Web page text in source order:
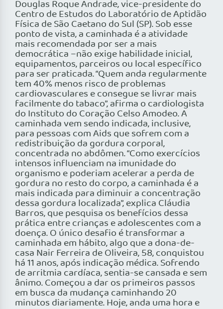
Douglas Roque Andrade, vice-presidente do
Centro de Estudos do Laboratório de Aptidão
Física de São Caetano do Sul (SP). Sob esse
ponto de vista, a caminhada é a atividade
mais recomendada por ser a mais
democrática –não exige habilidade inicial,
equipamentos, parceiros ou local específico
para ser praticada. “Quem anda regularmente
tem 40% menos risco de problemas
cardiovasculares e consegue se livrar mais
facilmente do tabaco”, afirma o cardiologista
do Instituto do Coração Celso Amodeo. A
caminhada vem sendo indicada, inclusive,
para pessoas com Aids que sofrem com a
redistribuição da gordura corporal,
concentrada no abdômen. “Como exercícios
intensos influenciam na imunidade do
organismo e poderiam acelerar a perda de
gordura no resto do corpo, a caminhada é a
mais indicada para diminuir a concentração
dessa gordura localizada”, explica Cláudia
Barros, que pesquisa os benefícios dessa
prática entre crianças e adolescentes com a
doença. O único desafio é transformar a
caminhada em hábito, algo que a dona-de-
casa Nair Ferreira de Oliveira, 58, conquistou
há 11 anos, após indicação médica. Sofrendo
de arritmia cardíaca, sentia-se cansada e sem
ânimo. Começou a dar os primeiros passos
em busca da mudança caminhando 20
minutos diariamente. Hoje, anda uma hora e